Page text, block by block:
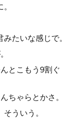
たいな感じで。
とこもう9割ぐ
ちゃらとかさ。
ういう。